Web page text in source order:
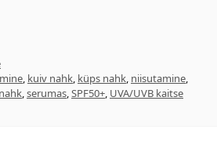
, kuiv nahk, küps nahk, niisutamine,
,serumas,SPF50+, UVA/UVB kaitse